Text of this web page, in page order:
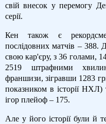
свій внесок у перемогу
серії.
Кен також є
послідовних матчів – 388.
свою кар'єру, з 36 голами,
2519 штрафними
франшизи, зігравши 1283
показником в історії НХЛ)
ігор плейоф – 175.
Але у його історії були й